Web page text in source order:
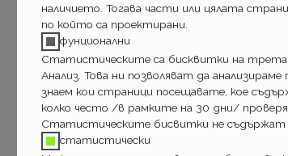
наличието. Тогава части или цялата
по който са проектирани.
фунционални
Статистическите са бисквитки на трета
Анализ. Това ни позволяват да
знаем кои страници посещавате, кое
колко често /в рамките на 30 дни/
Статистическите бисвитки не съдържат
статистически